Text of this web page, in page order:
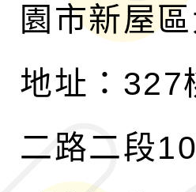
園市新屋
地址：327
二路二段